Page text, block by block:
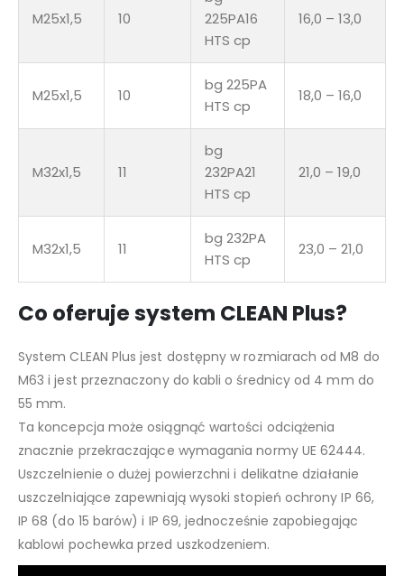
M25x1,5 10
225PA16
HTS cp
16,0 – 13,0
M25x1,5 10
bg 225PA
HTS cp
18,0 – 16,0
M32x1,5 11
bg
232PA21
HTS cp
21,0 – 19,0
M32x1,5 11
bg 232PA
HTS cp
23,0 – 21,0
Co oferuje system CLEAN Plus?
System CLEAN Plus jest dostępny w rozmiarach od M8 do
M63 i jest przeznaczony do kabli o średnicy od 4 mm do
55 mm.
Ta koncepcja może osiągnąć wartości odciążenia
znacznie przekraczające wymagania normy UE 62444.
Uszczelnienie o dużej powierzchni i delikatne działanie
uszczelniające zapewniają wysoki stopień ochrony IP 66,
IP 68 (do 15 barów) i IP 69, jednocześnie zapobiegając
kablowi pochewka przed uszkodzeniem.